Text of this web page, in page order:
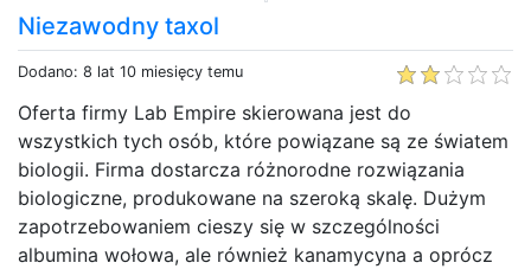
Niezawodny taxol
Dodano: 8 lat 10 miesięcy temu
Oferta firmy Lab Empire skierowana jest do
wszystkich tych osób, które powiązane są ze światem
biologii. Firma dostarcza różnorodne rozwiązania
biologiczne, produkowane na szeroką skalę. Dużym
zapotrzebowaniem cieszy się w szczególności
albumina wołowa, ale również kanamycyna a oprócz